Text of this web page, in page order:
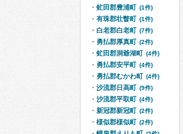
虻田郡豊浦町 (1件)
有珠郡壮瞥町 (1件)
白老郡白老町 (7件)
勇払郡厚真町 (2件)
虻田郡洞爺湖町 (4件)
勇払郡安平町 (4件)
勇払郡むかわ町 (4件)
沙流郡日高町 (9件)
沙流郡平取町 (4件)
新冠郡新冠町 (2件)
様似郡様似町 (2件)